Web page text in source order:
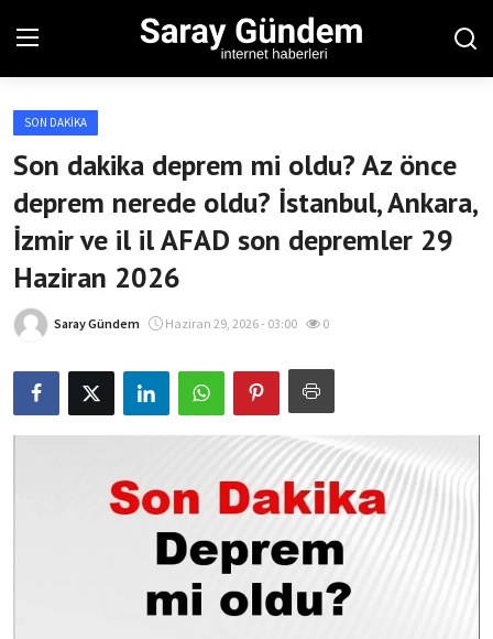
Ana Sayfa
Bölgesel
Son Dakika
Spor Haberleri
Magazin Haberleri
SON DAKIKA
Son dakika deprem mi oldu? Az önce
deprem nerede oldu? İstanbul, Ankara,
İzmir ve il il AFAD son depremler 29
Haziran 2026
Saray Gündem Haziran 29, 2026 - 03:00 0